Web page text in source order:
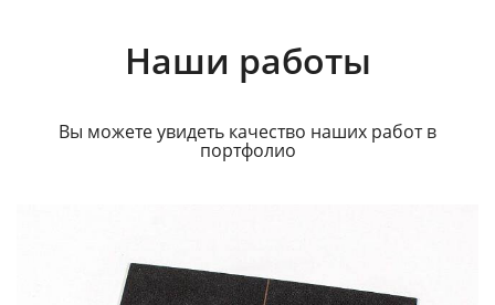
Наши работы
Вы можете увидеть качество наших работ в
портфолио